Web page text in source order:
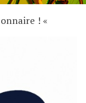
! «